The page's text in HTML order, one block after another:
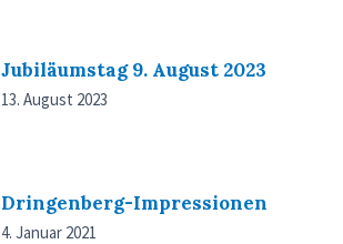
Jubiläumstag 9. August 2023
13. August 2023
Dringenberg-Impressionen
4. Januar 2021